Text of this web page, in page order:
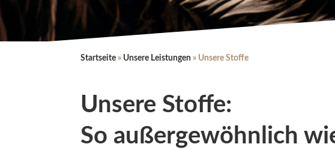
Startseite » Unsere Leistungen » Unsere Stoffe
Unsere Stoffe:
So außergewöhnlich